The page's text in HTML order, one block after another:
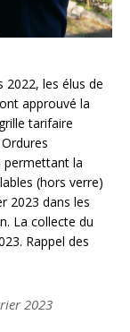
les élus de
approuvé la
tarifaire
permettant la
(hors verre)
2023 dans les
La collecte du
Rappel des
2023